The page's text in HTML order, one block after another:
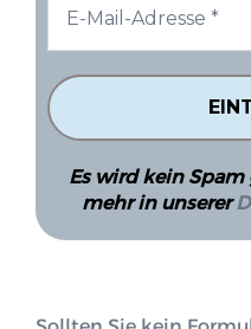
Es wird kein Spam
mehr in unserer